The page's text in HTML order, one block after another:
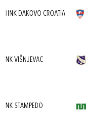
HNK ĐAKOVO CROATIA
NK VIŠNJEVAC
NK STAMPEDO